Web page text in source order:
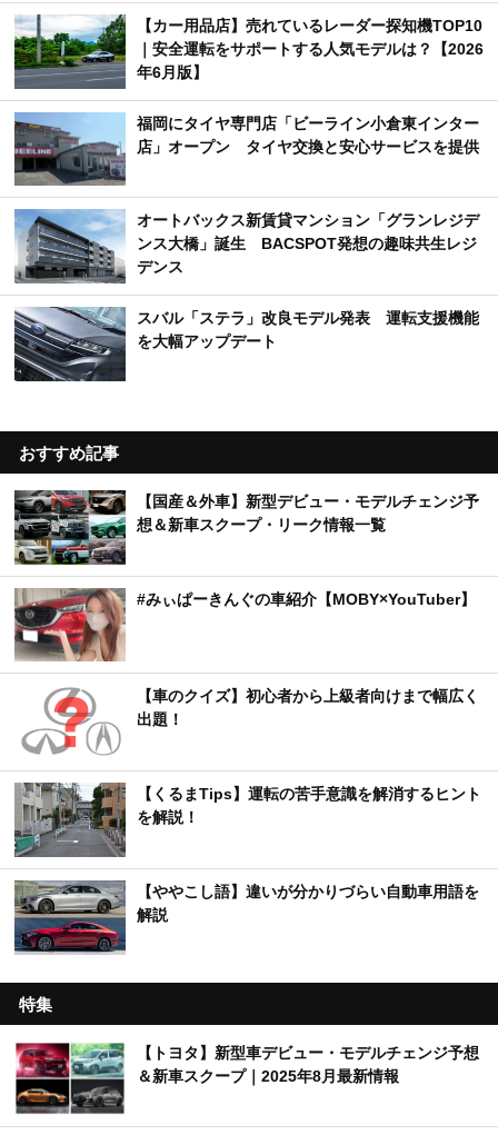
【カー用品店】売れているレーダー探知機TOP10
｜安全運転をサポートする人気モデルは？【2026
年6月版】
福岡にタイヤ専門店「ビーライン小倉東インター
店」オープン タイヤ交換と安心サービスを提供
オートバックス新賃貸マンション「グランレジデ
ンス大橋」誕生 BACSPOT発想の趣味共生レジ
デンス
スバル「ステラ」改良モデル発表 運転支援機能
を大幅アップデート
おすすめ記事
【国産＆外車】新型デビュー・モデルチェンジ予
想＆新車スクープ・リーク情報一覧
#みぃぱーきんぐの車紹介【MOBY×YouTuber】
【車のクイズ】初心者から上級者向けまで幅広く
出題！
【くるまTips】運転の苦手意識を解消するヒント
を解説！
【ややこし語】違いが分かりづらい自動車用語を
解説
特集
【トヨタ】新型車デビュー・モデルチェンジ予想
＆新車スクープ｜2025年8月最新情報